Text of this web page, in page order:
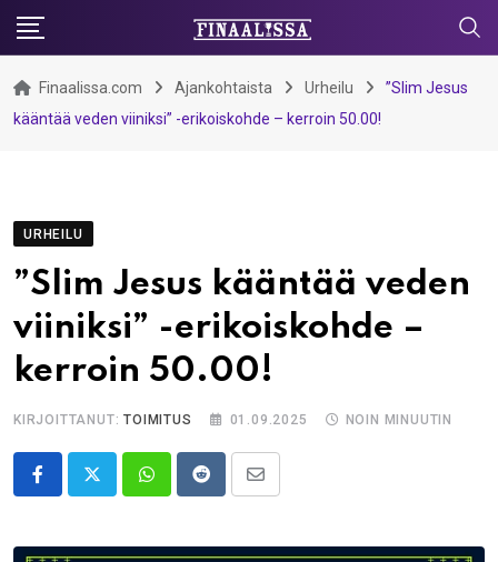
Skip
content
Finaalissa.com Ajankohtaista Urheilu
”Slim Jesus
kääntää veden viiniksi” -erikoiskohde – kerroin 50.00!
URHEILU
”Slim Jesus kääntää veden
viiniksi” -erikoiskohde –
kerroin 50.00!
KIRJOITTANUT:TOIMITUS 01.09.2025 NOIN MINUUTIN
WhatsappRedditShare
Email